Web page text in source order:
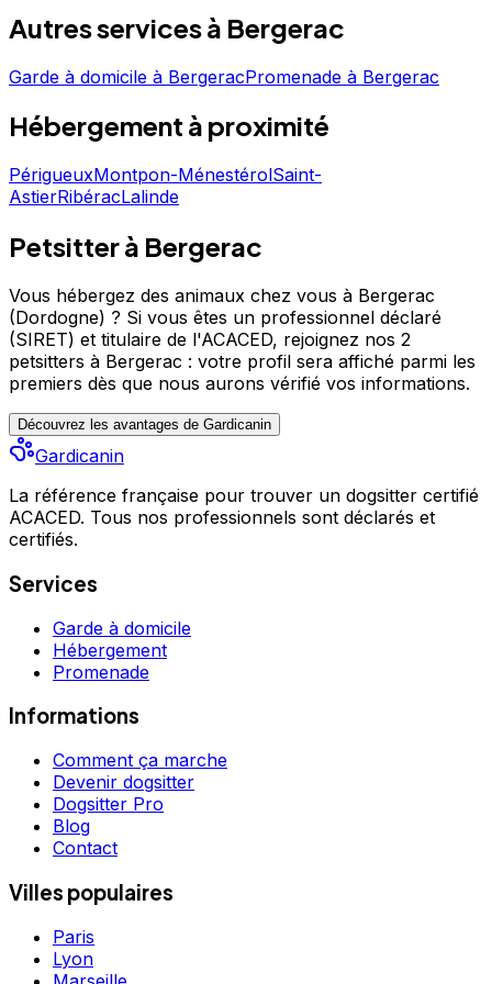
votre compagnon. Découvrez ses prestations et
contactez-le directement depuis sa fiche. Kay Hina -
Pension pour Chats & Pet Sitting est un professionnel du
service canin situé à Bergerac. Noté 4.6/5 ⭐⭐⭐⭐⭐ sur
Google Maps avec 10 avis.
Autres services à Bergerac
Garde à domicile à BergeracPromenade à Bergerac
Hébergement à proximité
PérigueuxMontpon-MénestérolSaint-
AstierRibéracLalinde
Petsitter à Bergerac
Vous hébergez des animaux chez vous à Bergerac
(Dordogne) ? Si vous êtes un professionnel déclaré
(SIRET) et titulaire de l'ACACED, rejoignez nos 2
petsitters à Bergerac : votre profil sera affiché parmi les
premiers dès que nous aurons vérifié vos informations.
Découvrez les avantages de Gardicanin
Gardicanin
La référence française pour trouver un dogsitter certifié
ACACED. Tous nos professionnels sont déclarés et
certifiés.
Services
Garde à domicile
Hébergement
Promenade
Informations
Comment ça marche
Devenir dogsitter
Dogsitter Pro
Blog
Contact
Villes populaires
Paris
Lyon